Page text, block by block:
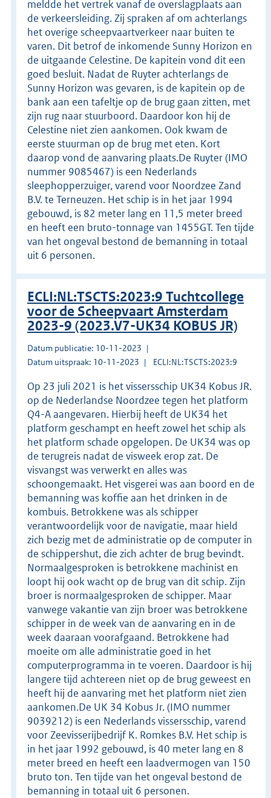
meldde het vertrek vanaf de overslagplaats aan
de verkeersleiding. Zij spraken af om achterlangs
het overige scheepvaartverkeer naar buiten te
varen. Dit betrof de inkomende Sunny Horizon en
de uitgaande Celestine. De kapitein vond dit een
goed besluit. Nadat de Ruyter achterlangs de
Sunny Horizon was gevaren, is de kapitein op de
bank aan een tafeltje op de brug gaan zitten, met
zijn rug naar stuurboord. Daardoor kon hij de
Celestine niet zien aankomen. Ook kwam de
eerste stuurman op de brug met eten. Kort
daarop vond de aanvaring plaats.De Ruyter (IMO
nummer 9085467) is een Nederlands
sleephopperzuiger, varend voor Noordzee Zand
B.V. te Terneuzen. Het schip is in het jaar 1994
gebouwd, is 82 meter lang en 11,5 meter breed
en heeft een bruto-tonnage van 1455GT. Ten tijde
van het ongeval bestond de bemanning in totaal
uit 6 personen.
ECLI:NL:TSCTS:2023:9 Tuchtcollege
voor de Scheepvaart Amsterdam
2023-9 (2023.V7-UK34 KOBUS JR)
Datum publicatie: 10-11-2023
Datum uitspraak: 10-11-2023
ECLI:NL:TSCTS:2023:9
Op 23 juli 2021 is het vissersschip UK34 Kobus JR.
op de Nederlandse Noordzee tegen het platform
Q4-A aangevaren. Hierbij heeft de UK34 het
platform geschampt en heeft zowel het schip als
het platform schade opgelopen. De UK34 was op
de terugreis nadat de visweek erop zat. De
visvangst was verwerkt en alles was
schoongemaakt. Het visgerei was aan boord en de
bemanning was koffie aan het drinken in de
kombuis. Betrokkene was als schipper
verantwoordelijk voor de navigatie, maar hield
zich bezig met de administratie op de computer in
de schippershut, die zich achter de brug bevindt.
Normaalgesproken is betrokkene machinist en
loopt hij ook wacht op de brug van dit schip. Zijn
broer is normaalgesproken de schipper. Maar
vanwege vakantie van zijn broer was betrokkene
schipper in de week van de aanvaring en in de
week daaraan voorafgaand. Betrokkene had
moeite om alle administratie goed in het
computerprogramma in te voeren. Daardoor is hij
langere tijd achtereen niet op de brug geweest en
heeft hij de aanvaring met het platform niet zien
aankomen.De UK 34 Kobus Jr. (IMO nummer
9039212) is een Nederlands vissersschip, varend
voor Zeevisserijbedrijf K. Romkes B.V. Het schip is
in het jaar 1992 gebouwd, is 40 meter lang en 8
meter breed en heeft een laadvermogen van 150
bruto ton. Ten tijde van het ongeval bestond de
bemanning in totaal uit 6 personen.